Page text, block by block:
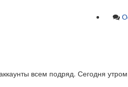
всем подряд. Сегодня